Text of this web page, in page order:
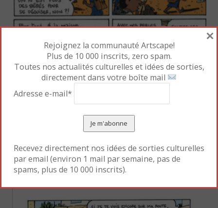
À la fois enquiquineuse et attendrissante, Akissi
sauver des médecins de l’hôpital, pensant qu’ils lui
veulent la mort.
Rejoignez la communauté Artscape!
Plus de 10 000 inscrits, zero spam.
Toutes nos actualités culturelles et idées de sorties,
directement dans votre boîte mail
Adresse e-mail*
Recevez directement nos idées de sorties culturelles
par email (environ 1 mail par semaine, pas de
spams, plus de 10 000 inscrits).
×